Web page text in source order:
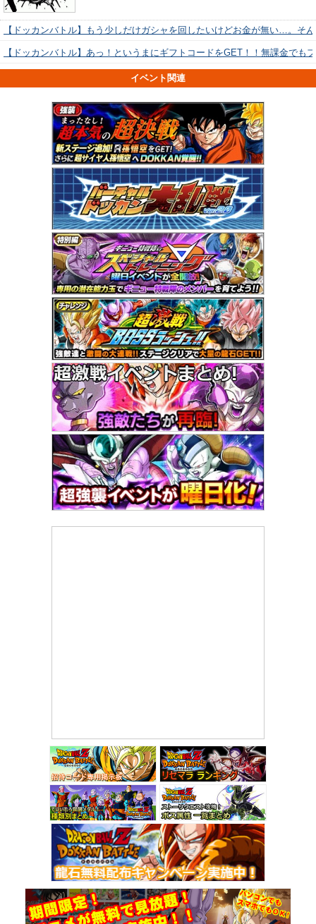
【ドッカンバトル】もう少しだけガシャを回したいけどお金が無い…。そ
【ドッカンバトル】あっ！というまにギフトコードをGET！！無課金でも
イベント関連